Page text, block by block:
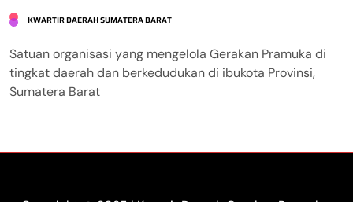
KWARTIR DAERAH SUMATERA BARAT
Satuan organisasi yang mengelola Gerakan Pramuka di
tingkat daerah dan berkedudukan di ibukota Provinsi,
Sumatera Barat